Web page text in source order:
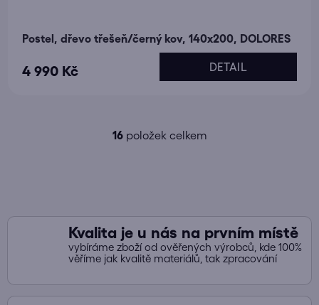
Postel, dřevo třešeň/černý kov, 140x200, DOLORES
4 990 Kč DETAIL
O
a
c
í
p
r
v
16položek celkem
Kvalita je u nás na prvním místě
vybíráme zboží od ověřených výrobců, kde 100%
věříme jak kvalitě materiálů, tak zpracování